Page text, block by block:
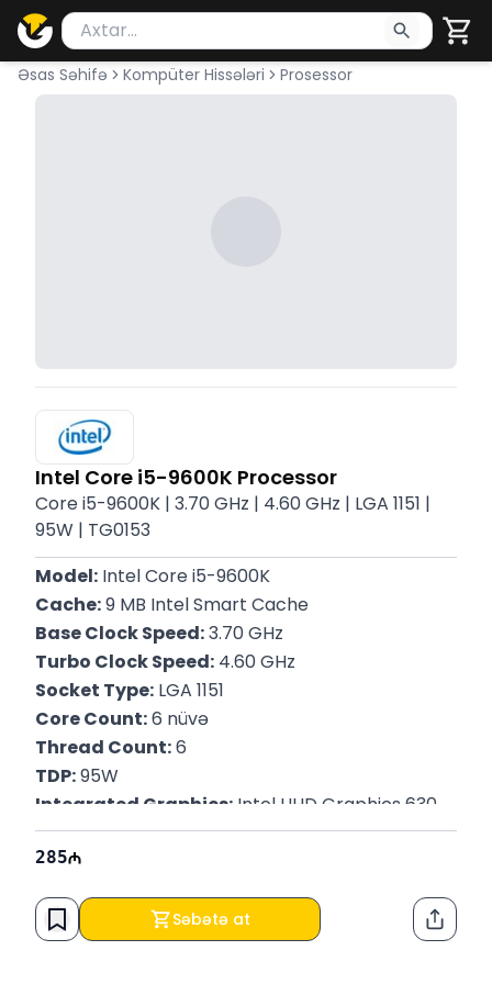
Məhsul axtar
Axtarış üçün ən azı 2 simvol yazın. Göndərmək
Əsas Səhifə Kompüter Hissələri Prosessor
Intel Core i5-9600K Processor
Core i5-9600K | 3.70 GHz | 4.60 GHz | LGA 1151 |
95W | TG0153
Model: Intel Core i5-9600K
Cache: 9 MB Intel Smart Cache
Base Clock Speed: 3.70 GHz
Turbo Clock Speed: 4.60 GHz
Socket Type: LGA 1151
Core Count: 6 nüvə
Thread Count: 6
TDP: 95W
Integrated Graphics: Intel UHD Graphics 630
Memory Support: DDR4-2666
Memory Channels:
Zəmanət:
12 ay
285
Səbətə at